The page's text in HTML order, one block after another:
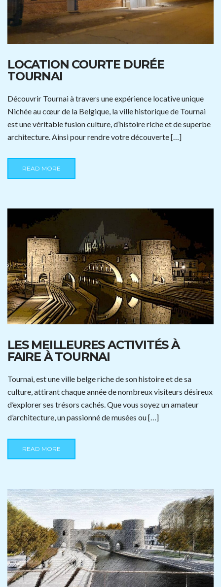
LOCATION COURTE DURÉE
TOURNAI
Découvrir Tournai à travers une expérience locative unique
Nichée au cœur de la Belgique, la ville historique de Tournai
est une véritable fusion culture, d’histoire riche et de superbe
architecture. Ainsi pour rendre votre découverte […]
READ MORE
LES MEILLEURES ACTIVITÉS À
FAIRE À TOURNAI
Tournai, est une ville belge riche de son histoire et de sa
culture, attirant chaque année de nombreux visiteurs désireux
d’explorer ses trésors cachés. Que vous soyez un amateur
d’architecture, un passionné de musées ou […]
READ MORE